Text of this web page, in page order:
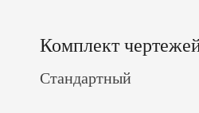
Комплект
Стандартный